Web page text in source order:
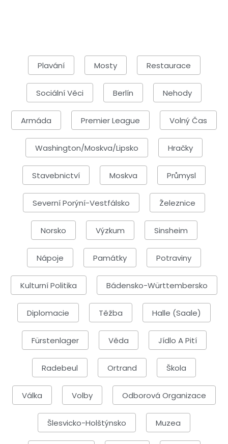
Plavání Mosty Restaurace
Sociální Věci Berlín Nehody
Armáda Premier League Volný Čas
Washington/Moskva/Lipsko Hračky
Stavebnictví Moskva Průmysl
Severní Porýní-Vestfálsko Železnice
Norsko Výzkum Sinsheim
Nápoje Památky Potraviny
Kulturní Politika Bádensko-Württembersko
Diplomacie Těžba Halle (Saale)
Fürstenlager Věda Jídlo A Pití
Radebeul Ortrand Škola
Válka Volby Odborová Organizace
Šlesvicko-Holštýnsko Muzea